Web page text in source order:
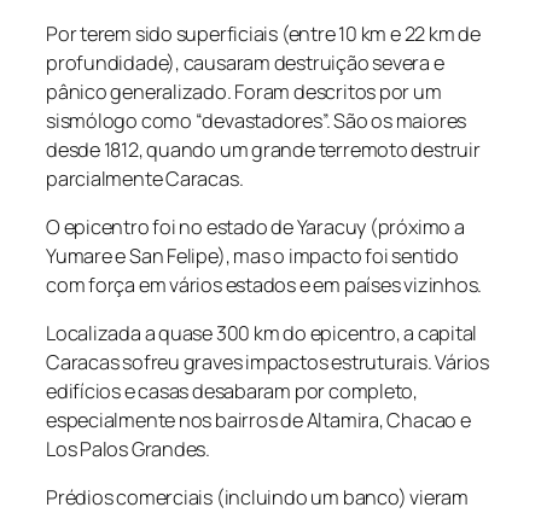
Por terem sido superficiais (entre 10 km e 22 km de
profundidade), causaram destruição severa e
pânico generalizado. Foram descritos por um
sismólogo como “devastadores”. São os maiores
desde 1812, quando um grande terremoto destruir
parcialmente Caracas.
O epicentro foi no estado de Yaracuy (próximo a
Yumare e San Felipe), mas o impacto foi sentido
com força em vários estados e em países vizinhos.
Localizada a quase 300 km do epicentro, a capital
Caracas sofreu graves impactos estruturais. Vários
edifícios e casas desabaram por completo,
especialmente nos bairros de Altamira, Chacao e
Los Palos Grandes.
Prédios comerciais (incluindo um banco) vieram